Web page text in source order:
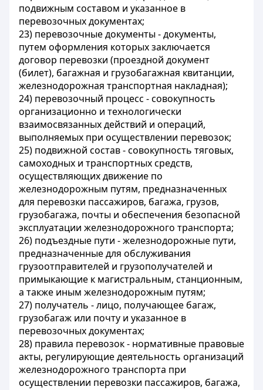
подвижным составом и указанное в
перевозочных документах;
23) перевозочные документы- документы,
путем оформления которых заключается
договор перевозки (проездной документ
(билет), багажная и грузобагажная квитанции,
железнодорожная транспортная накладная);
24) перевозочный процесс - совокупность
организационно и технологически
взаимосвязанных действий и операций,
выполняемых при осуществлении перевозок;
25) подвижной состав- совокупность тяговых,
самоходных и транспортных средств,
осуществляющих движение по
железнодорожным путям, предназначенных
для перевозки пассажиров, багажа, грузов,
грузобагажа, почты и обеспечения безопасной
эксплуатации железнодорожного транспорта;
26) подъездные пути - железнодорожные пути,
предназначенные для обслуживания
грузоотправителей и грузополучателей и
примыкающие к магистральным, станционным,
а также иным железнодорожным путям;
27) получатель - лицо, получающее багаж,
грузобагаж или почту и указанное в
перевозочных документах;
28) правила перевозок- нормативные правовые
акты, регулирующие деятельность организаций
железнодорожного транспорта при
осуществлении перевозки пассажиров, багажа,